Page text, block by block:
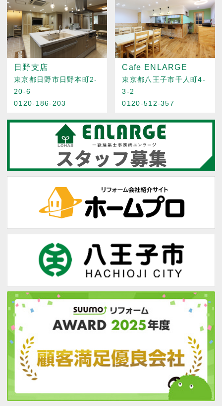
日野支店
東京都日野市日野本町2-
20-6
0120-186-203
Cafe ENLARGE
東京都八王子市千人町4-
3-2
0120-512-357